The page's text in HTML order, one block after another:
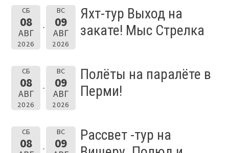
СБ
08
АВГ
2026
ВС
09
АВГ
2026
Яхт-тур Выход на
закате! Мыс Стрелка
СБ
08
АВГ
2026
ВС
09
АВГ
2026
Полёты на паралёте в
Перми!
СБ
08
ВС
09
Рассвет -тур на